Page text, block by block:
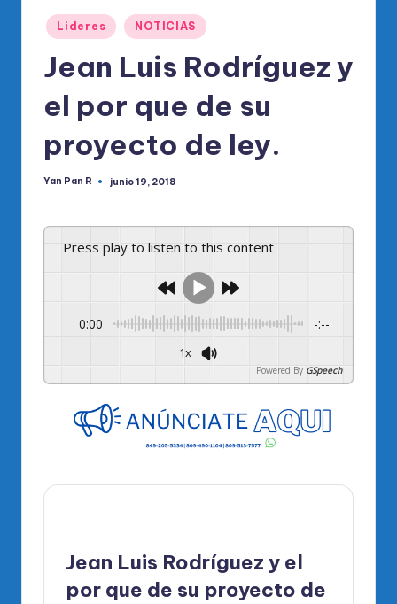
di
O
ci
d
Publicado
en
Lideres NOTICIAS
Jean Luis Rodríguez y
el por que de su
proyecto de ley.
Publicado
Yan Pan R junio 19, 2018
Press play to listen to this content
0:00 -:--
1x
Powered By GSpeech
Jean Luis Rodríguez y el
por que de su proyecto de